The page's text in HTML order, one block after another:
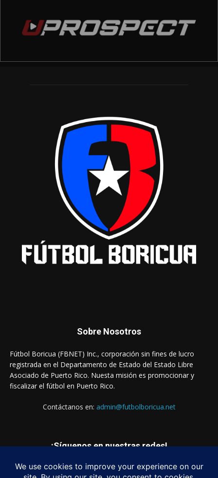
Sobre Nosotros
Fútbol Boricua (FBNET) Inc., corporación sin fines de lucro
registrada en el Departamento de Estado del Estado Libre
Asociado de Puerto Rico. Nuesta misión es promocionar y
fiscalizar el fútbol en Puerto Rico.
Contáctanos en: admin@futbolboricua.net
¡Síguenos en nuestras redes!